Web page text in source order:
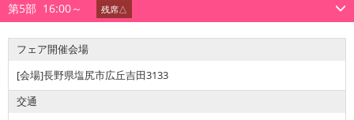
第5部 16:00～ 残席△
フェア開催会場
[会場]長野県塩尻市広丘吉田3133
交通